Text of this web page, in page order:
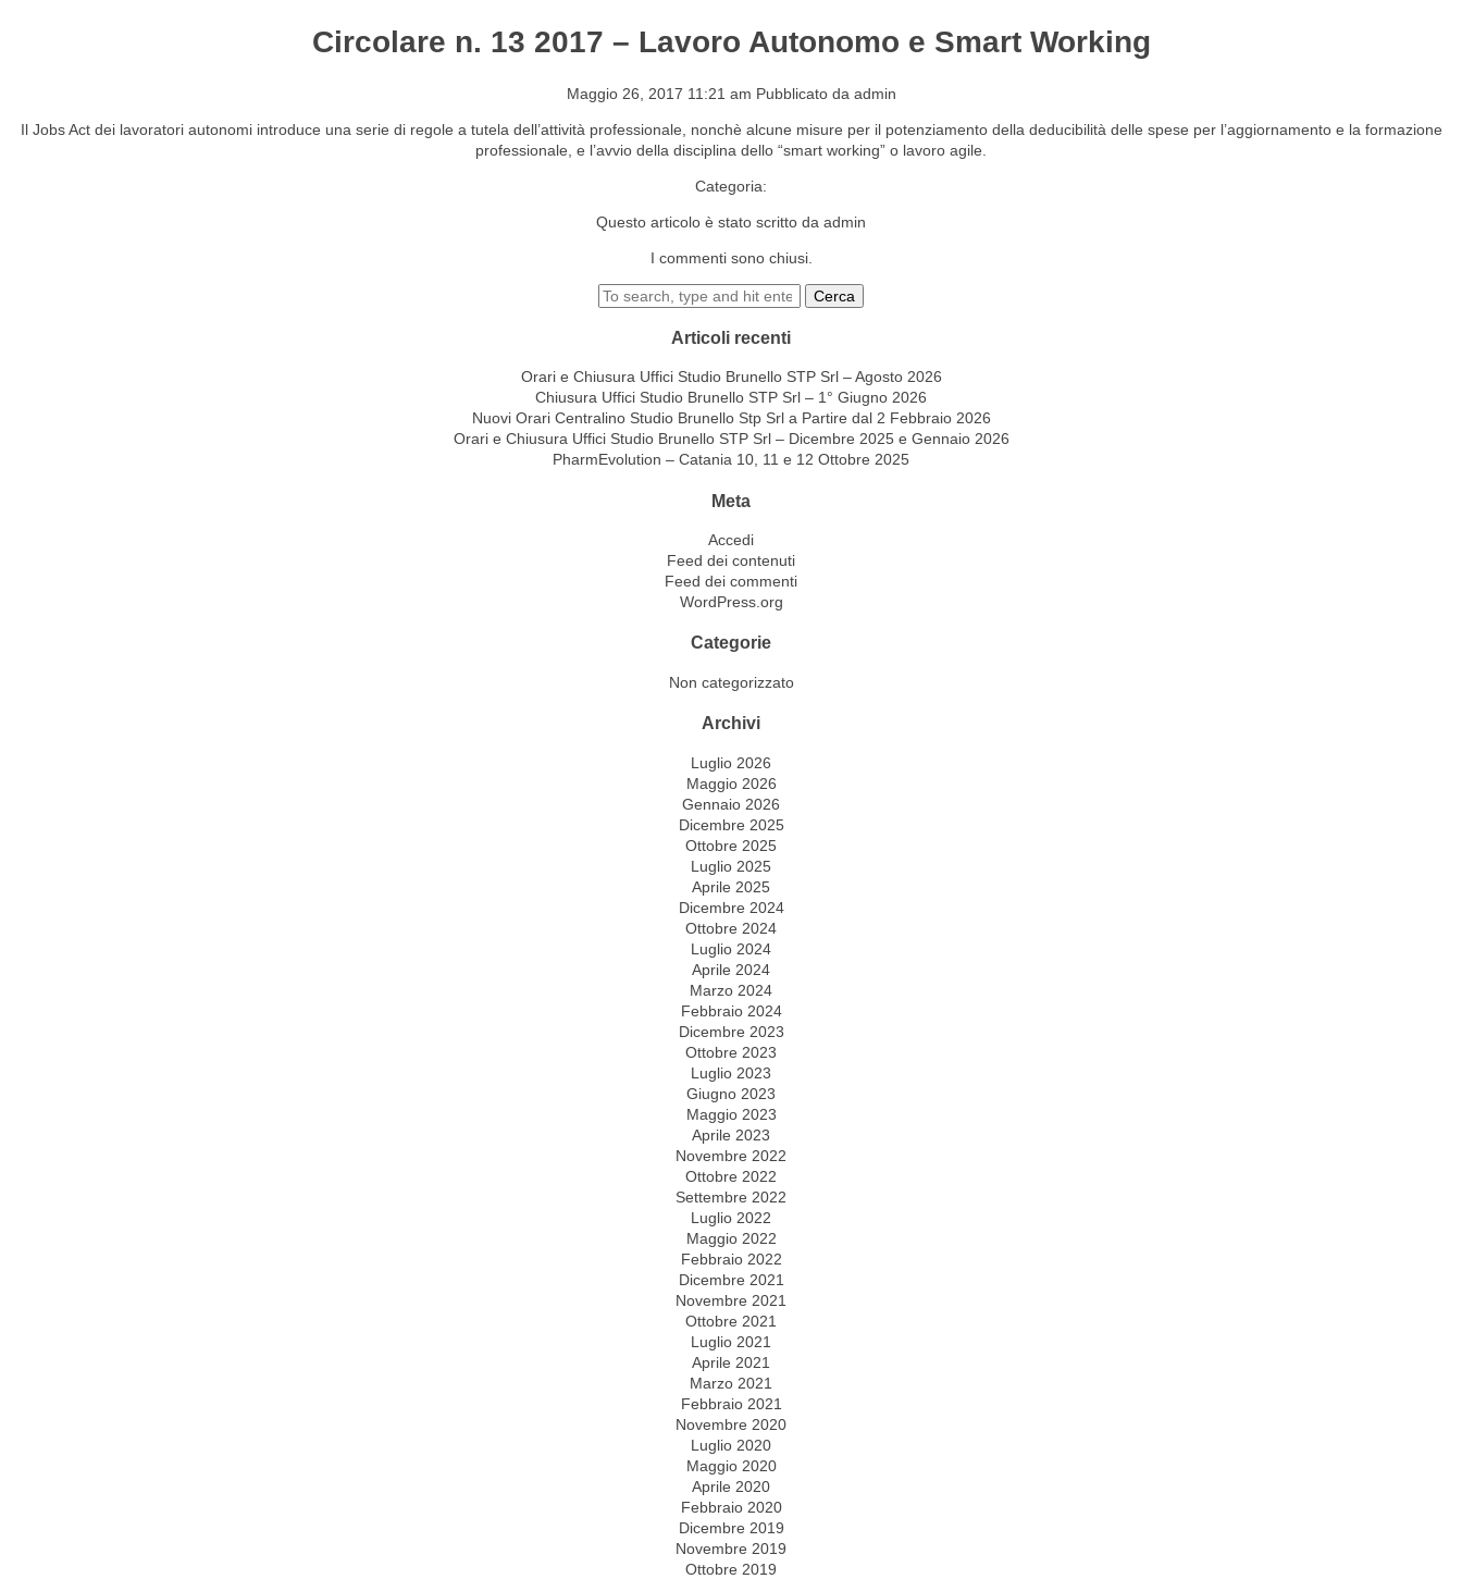
Gestione del personale
Circolare n. 13 2017 – Lavoro Autonomo e Smart Working
Maggio 26, 2017 11:21 am Pubblicato da admin
Il Jobs Act dei lavoratori autonomi introduce una serie di regole a tutela dell’attività professionale, nonchè alcune misure per il potenziamento della deducibilità delle spese per l’aggiornamento e la formazione
professionale, e l’avvio della disciplina dello “smart working” o lavoro agile.
Categoria:
Questo articolo è stato scritto da admin
I commenti sono chiusi.
Cerca
Articoli recenti
Orari e Chiusura Uffici Studio Brunello STP Srl – Agosto 2026
Chiusura Uffici Studio Brunello STP Srl – 1° Giugno 2026
Nuovi Orari Centralino Studio Brunello Stp Srl a Partire dal 2 Febbraio 2026
Orari e Chiusura Uffici Studio Brunello STP Srl – Dicembre 2025 e Gennaio 2026
PharmEvolution – Catania 10, 11 e 12 Ottobre 2025
Meta
Accedi
Feed dei contenuti
Feed dei commenti
WordPress.org
Categorie
Non categorizzato
Archivi
Luglio 2026
Maggio 2026
Gennaio 2026
Dicembre 2025
Ottobre 2025
Luglio 2025
Aprile 2025
Dicembre 2024
Ottobre 2024
Luglio 2024
Aprile 2024
Marzo 2024
Febbraio 2024
Dicembre 2023
Ottobre 2023
Luglio 2023
Giugno 2023
Maggio 2023
Aprile 2023
Novembre 2022
Ottobre 2022
Settembre 2022
Luglio 2022
Maggio 2022
Febbraio 2022
Dicembre 2021
Novembre 2021
Ottobre 2021
Luglio 2021
Aprile 2021
Marzo 2021
Febbraio 2021
Novembre 2020
Luglio 2020
Maggio 2020
Aprile 2020
Febbraio 2020
Dicembre 2019
Novembre 2019
Ottobre 2019